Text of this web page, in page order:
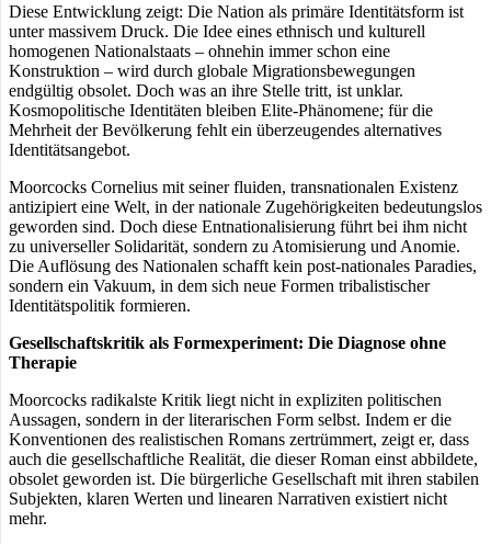
Diese Entwicklung zeigt: Die Nation als primäre Identitätsform ist
unter massivem Druck. Die Idee eines ethnisch und kulturell
homogenen Nationalstaats – ohnehin immer schon eine
Konstruktion – wird durch globale Migrationsbewegungen
endgültig obsolet. Doch was an ihre Stelle tritt, ist unklar.
Kosmopolitische Identitäten bleiben Elite-Phänomene; für die
Mehrheit der Bevölkerung fehlt ein überzeugendes alternatives
Identitätsangebot.
Moorcocks Cornelius mit seiner fluiden, transnationalen Existenz
antizipiert eine Welt, in der nationale Zugehörigkeiten bedeutungslos
geworden sind. Doch diese Entnationalisierung führt bei ihm nicht
zu universeller Solidarität, sondern zu Atomisierung und Anomie.
Die Auflösung des Nationalen schafft kein post-nationales Paradies,
sondern ein Vakuum, in dem sich neue Formen tribalistischer
Identitätspolitik formieren.
Gesellschaftskritik als Formexperiment: Die Diagnose ohne
Therapie
Moorcocks radikalste Kritik liegt nicht in expliziten politischen
Aussagen, sondern in der literarischen Form selbst. Indem er die
Konventionen des realistischen Romans zertrümmert, zeigt er, dass
auch die gesellschaftliche Realität, die dieser Roman einst abbildete,
obsolet geworden ist. Die bürgerliche Gesellschaft mit ihren stabilen
Subjekten, klaren Werten und linearen Narrativen existiert nicht
mehr.